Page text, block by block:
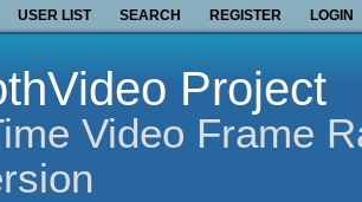
USER LIST SEARCH REGISTER LOGIN
Project
Video Frame